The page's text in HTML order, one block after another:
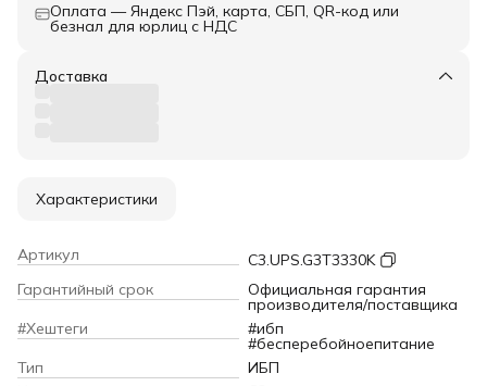
Оплата — Яндекс Пэй, карта, СБП, QR-код или
безнал для юрлиц с НДС
Доставка
Характеристики
Артикул
C3.UPS.G3T3330K
Гарантийный срок
Официальная гарантия
производителя/поставщика
#Хештеги
#ибп
#бесперебойноепитание
Тип
ИБП